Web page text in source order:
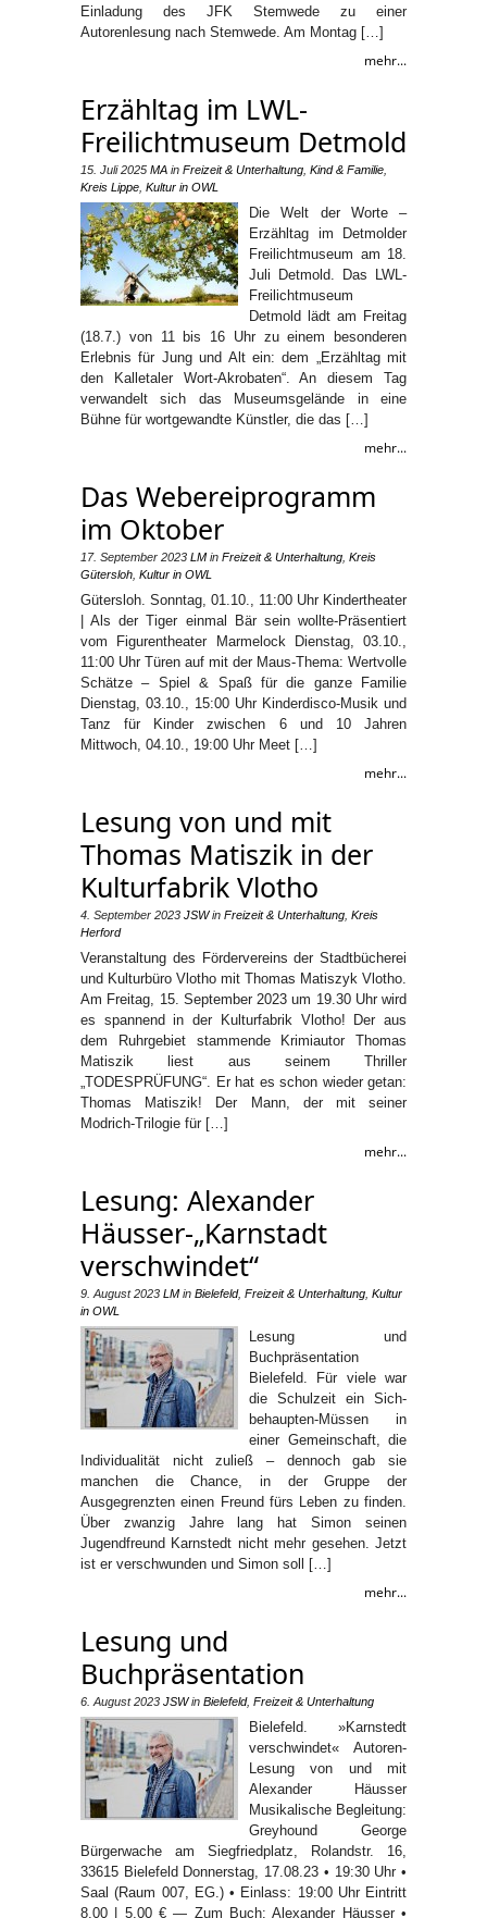
Einladung des JFK Stemwede zu einer
Autorenlesung nach Stemwede. Am Montag […]
mehr...
Erzähltag im LWL-
Freilichtmuseum Detmold
15. Juli 2025 MA in Freizeit & Unterhaltung Kind & Familie
Kreis Lippe Kultur in OWL
Die Welt der Worte –
Erzähltag im Detmolder
Freilichtmuseum am 18.
Juli Detmold. Das LWL-
Freilichtmuseum
Detmold lädt am Freitag
(18.7.) von 11 bis 16 Uhr zu einem besonderen
Erlebnis für Jung und Alt ein: dem „Erzähltag mit
den Kalletaler Wort-Akrobaten“. An diesem Tag
verwandelt sich das Museumsgelände in eine
Bühne für wortgewandte Künstler, die das […]
mehr...
Das Webereiprogramm
im Oktober
17. September 2023 LM in Freizeit & Unterhaltung Kreis
Gütersloh Kultur in OWL
Gütersloh. Sonntag, 01.10., 11:00 Uhr Kindertheater
| Als der Tiger einmal Bär sein wollte-Präsentiert
vom Figurentheater Marmelock Dienstag, 03.10.,
11:00 Uhr Türen auf mit der Maus-Thema: Wertvolle
Schätze – Spiel & Spaß für die ganze Familie
Dienstag, 03.10., 15:00 Uhr Kinderdisco-Musik und
Tanz für Kinder zwischen 6 und 10 Jahren
Mittwoch, 04.10., 19:00 Uhr Meet […]
mehr...
Lesung von und mit
Thomas Matiszik in der
Kulturfabrik Vlotho
4. September 2023 JSWin Freizeit & Unterhaltung Kreis
Herford
Veranstaltung des Fördervereins der Stadtbücherei
und Kulturbüro Vlotho mit Thomas Matiszyk Vlotho.
Am Freitag, 15. September 2023 um 19.30 Uhr wird
es spannend in der Kulturfabrik Vlotho! Der aus
dem Ruhrgebiet stammende Krimiautor Thomas
Matiszik liest aus seinem Thriller
„TODESPRÜFUNG“. Er hat es schon wieder getan:
Thomas Matiszik! Der Mann, der mit seiner
Modrich-Trilogie für […]
mehr...
Lesung: Alexander
Häusser-„Karnstadt
verschwindet“
9. August 2023 LM in Bielefeld, Freizeit & Unterhaltung Kultur
in OWL
Lesung und
Buchpräsentation
Bielefeld. Für viele war
die Schulzeit ein Sich-
behaupten-Müssen in
einer Gemeinschaft, die
Individualität nicht zuließ – dennoch gab sie
manchen die Chance, in der Gruppe der
Ausgegrenzten einen Freund fürs Leben zu finden.
Über zwanzig Jahre lang hat Simon seinen
Jugendfreund Karnstedt nicht mehr gesehen. Jetzt
ist er verschwunden und Simon soll […]
mehr...
Lesung und
Buchpräsentation
6. August 2023 JSWin Bielefeld, Freizeit & Unterhaltung
Bielefeld. »Karnstedt
verschwindet« Autoren-
Lesung von und mit
Alexander Häusser
Musikalische Begleitung:
Greyhound George
Bürgerwache am Siegfriedplatz, Rolandstr. 16,
33615 Bielefeld Donnerstag, 17.08.23 • 19:30 Uhr •
Saal (Raum 007, EG.) • Einlass: 19:00 Uhr Eintritt
8,00 | 5,00 € — Zum Buch: Alexander Häusser •